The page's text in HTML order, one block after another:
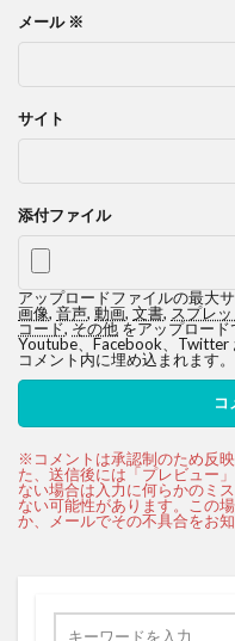
メール ※
サイト
添付ファイル
アップロードファイルの最大サ
画像, 音声, 動画, 文書, スプレ
コード,その他をアップロード
Youtube、Facebook、Twitter
コメント内に埋め込まれます。